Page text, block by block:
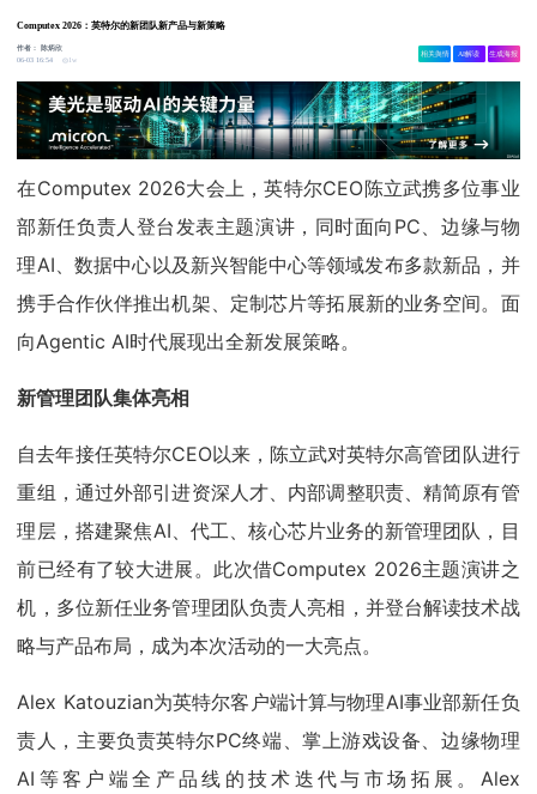
Computex 2026：英特尔的新团队新产品与新策略
作者：
陈炳欣
06-03 16:54
1w
相关舆情 AI解读 生成海报
在Computex 2026大会上，英特尔CEO陈立武携多位事业
部新任负责人登台发表主题演讲，同时面向PC、边缘与物
理AI、数据中心以及新兴智能中心等领域发布多款新品，并
携手合作伙伴推出机架、定制芯片等拓展新的业务空间。面
向Agentic AI时代展现出全新发展策略。
新管理团队集体亮相
自去年接任英特尔CEO以来，陈立武对英特尔高管团队进行
重组，通过外部引进资深人才、内部调整职责、精简原有管
理层，搭建聚焦AI、代工、核心芯片业务的新管理团队，目
前已经有了较大进展。此次借Computex 2026主题演讲之
机，多位新任业务管理团队负责人亮相，并登台解读技术战
略与产品布局，成为本次活动的一大亮点。
Alex Katouzian为英特尔客户端计算与物理AI事业部新任负
责人，主要负责英特尔PC终端、掌上游戏设备、边缘物理
AI等客户端全产品线的技术迭代与市场拓展。Alex